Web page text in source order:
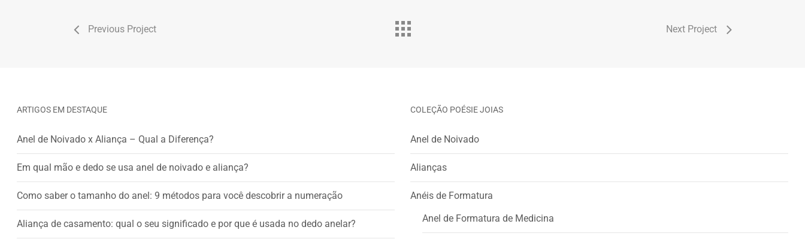
Previous Project Next Project
ARTIGOS EM DESTAQUE
Anel de Noivado x Aliança – Qual a Diferença?
Em qual mão e dedo se usa anel de noivado e aliança?
Como saber o tamanho do anel: 9 métodos para você descobrir a numeração
Aliança de casamento: qual o seu significado e por que é usada no dedo anelar?
COLEÇÃO POÉSIE JOIAS
Anel de Noivado
Alianças
Anéis de Formatura
Anel de Formatura de Medicina